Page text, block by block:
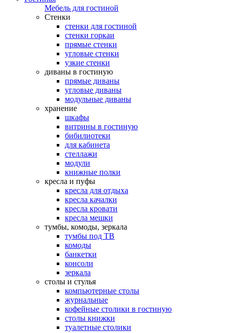
Мебель для гостиной
Стенки
стенки для гостиной
стенки горкаи
прямые стенки
угловые стенки
узкие стенки
диваны в гостиную
прямые диваны
угловые диваны
модульные диваны
хранение
шкафы
витрины в гостиную
бибилиотеки
для кабинета
стеллажи
модули
книжные полки
кресла и пуфы
кресла для отдыха
кресла качалки
кресла кровати
кресла мешки
тумбы, комоды, зеркала
тумбы под ТВ
комоды
банкетки
консоли
зеркала
столы и стулья
компьютерные столы
журнальные
кофейные столики в гостиную
столы книжки
туалетные столики